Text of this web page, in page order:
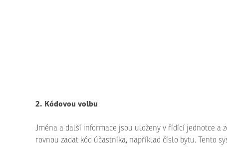
2. Kódovou volbu
Jména a další informace jsou uloženy v řídící jednotce a
rovnou zadat kód účastníka, například číslo bytu. Tento